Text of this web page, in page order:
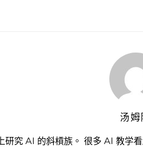
汤姆
研究 AI 的斜槓族。 很多 AI 教学